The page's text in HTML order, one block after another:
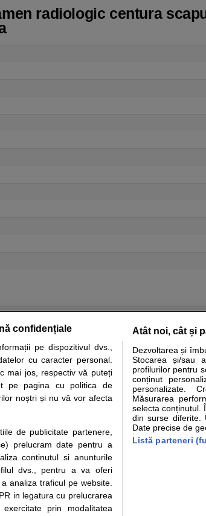
radiologic centura
Interpretare analize Specialitati medicale Boli si
alte informatii despre sanatate disponibile pe
si analizelor medicale. Va sfatuim, ca pe langa
sistemul de programari la medic Clickmed.
Cookie
Drepturile consumatorului
Protectia consumatorilor - ANPC
Solutionarea Alternativa a
Litigiilor
Info consumator: 0800.080.999
Formulare europene - CNAS
Ministerul Sanatatii - ANMDM
confidențiale
pe dispozitivul dvs.,
cu caracter personal.
mai jos, respectiv vă puteți
pe pagina cu politica de
noștri și nu vă vor afecta
de publicitate partenere,
prelucram date pentru a
continutul si anunturile
dvs., pentru a va oferi
analiza traficul pe website.
in legatura cu prelucrarea
prin modalitatea
Atât noi, cât și
Dezvoltarea și
Stocarea și/sau
profilurilor pentru
conținut
personalizate.
Măsurarea
selecta conținutul.
din surse diferite.
Date precise de
Listă parteneri